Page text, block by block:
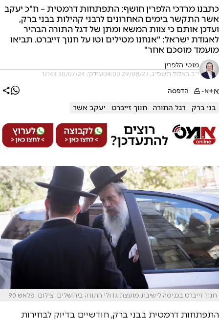
כתבנו מרדכי הלפרין חושף: התפתחות דרמטית – ח"כ יעקב
אשר התקשר בימים האחרונים לרבני קהילות בבני ברק,
ועדכן אותם כי צוות המשא ומתן של דגל התורה הבהיר
לאגודת ישראל: "אנחנו מטילים וטו על חנוך זייברט. תביאו
מועמד מוסכם אחר"
מוטי הלפרין
י"ב באלול תשפ"ג, 29/08/23 04:00 עודכן: 30/07/24 17:43
א+א- הדפסה
בני ברק דגל התורה חנוך זייברט יעקב אשר
חנוך זייברט בכניסה לישיבת מועצת גדולי התורה בירושלים. צילום: פלאש 90
התפתחות דרמטית בבני ברק, חודשיים בדיוק לבחירות